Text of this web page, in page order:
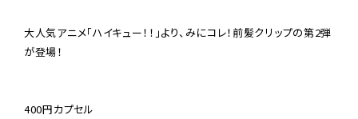
大人気アニメ「ハイキュー！！」より、みにコレ！前髪クリップの第2弾
が登場！
400円カプセル